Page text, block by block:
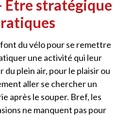
Être stratégique
du vélo pour se remettre
une activité qui leur
plein air, pour le plaisir ou
aller se chercher un
après le souper. Bref, les
ne manquent pas pour